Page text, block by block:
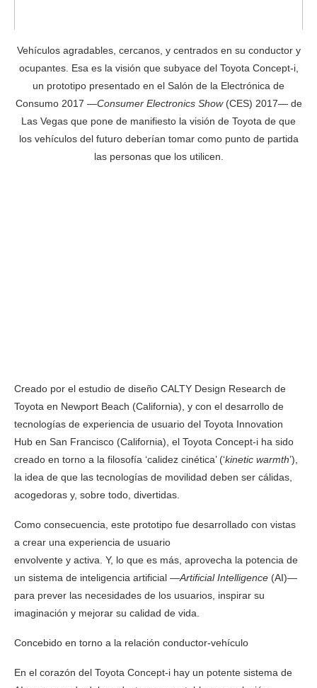
Vehículos agradables, cercanos, y centrados en su conductor y
ocupantes. Esa es la visión que subyace del Toyota Concept-i,
un prototipo presentado en el Salón de la Electrónica de
Consumo 2017 —Consumer Electronics Show(CES) 2017— de
Las Vegas que pone de manifiesto la visión de Toyota de que
los vehículos del futuro deberían tomar como punto de partida
las personas que los utilicen.
Creado por el estudio de diseño CALTY Design Research de
Toyota en Newport Beach (California), y con el desarrollo de
tecnologías de experiencia de usuario del Toyota Innovation
Hub en San Francisco (California), el Toyota Concept-i ha sido
creado en torno a la filosofía ‘calidez cinética’ (‘kinetic warmth’),
la idea de que las tecnologías de movilidad deben ser cálidas,
acogedoras y, sobre todo, divertidas.
Como consecuencia, este prototipo fue desarrollado con vistas
a crear una experiencia de usuario
envolvente y activa. Y, lo que es más, aprovecha la potencia de
un sistema de inteligencia artificial —Artificial Intelligence (AI)—
para prever las necesidades de los usuarios, inspirar su
imaginación y mejorar su calidad de vida.
Concebido en torno a la relación conductor-vehículo
En el corazón del Toyota Concept-i hay un potente sistema de